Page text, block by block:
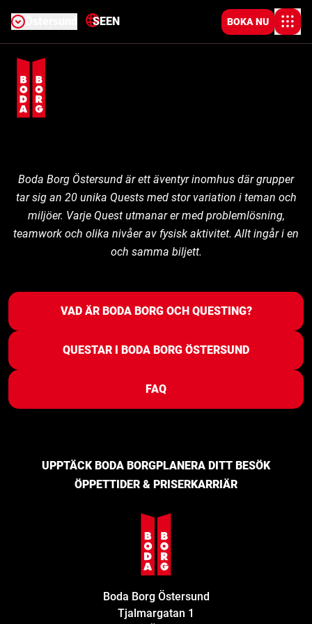
SEEN BOKA NU
Boda Borg Östersund är ett äventyr inomhus där grupper
tar sig an 20 unika Quests med stor variation i teman och
miljöer. Varje Quest utmanar er med problemlösning,
teamwork och olika nivåer av fysisk aktivitet. Allt ingår i en
och samma biljett.
VAD ÄR BODA BORG OCH QUESTING?
QUESTAR I BODA BORG ÖSTERSUND
FAQ
UPPTÄCK BODA BORGPLANERA DITT BESÖK
ÖPPETTIDER & PRISERKARRIÄR
Boda Borg Östersund
Tjalmargatan 1